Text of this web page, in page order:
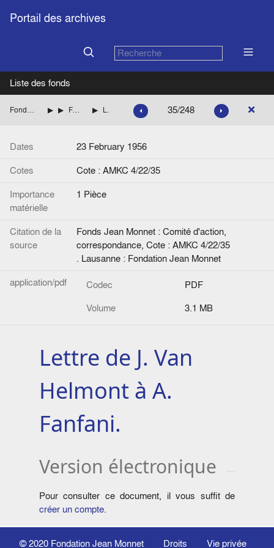
Portail des archives
Liste des fonds
Fonds Jean Monnet : Comité d'action, correspondance ITALIE
FANFANI Amintore (Démocratie chrétienne italienne) Lettre de J. Van Helmont à A. Fanfani. 35/248
Dates
23 February 1956
Cotes
Cote : AMKC 4/22/35
Importance
matérielle
1 Pièce
Citation de la
source
Fonds Jean Monnet : Comité d'action,
correspondance, Cote : AMKC 4/22/35
. Lausanne : Fondation Jean Monnet
application/pdf
Codec
PDF
Volume
3.1 MB
Lettre de J. Van
Helmont à A.
Fanfani.
Version électronique
Pour consulter ce document, il vous suffit de
créer un compte.
© 2020 Fondation Jean Monnet Droits Vie privée